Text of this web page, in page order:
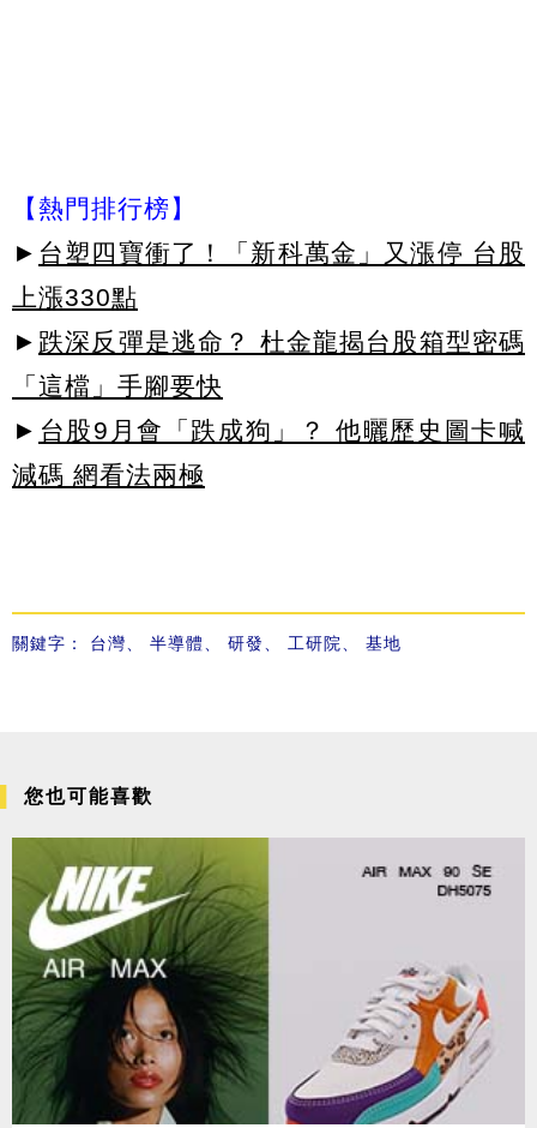
【熱門排行榜】
► 台塑四寶衝了！「新科萬金」又漲停 台股
上漲330點
► 跌深反彈是逃命？ 杜金龍揭台股箱型密碼
「這檔」手腳要快
► 台股9月會「跌成狗」？ 他曬歷史圖卡喊
減碼 網看法兩極
關鍵字： 台灣 半導體 研發 工研院 基地
您也可能喜歡